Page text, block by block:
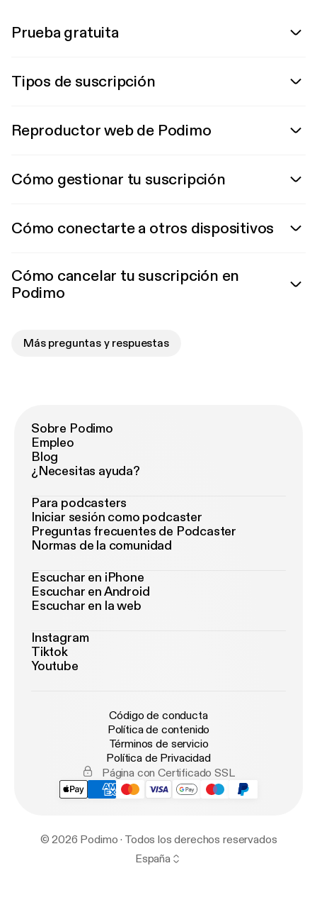
Prueba gratuita
Tipos de suscripción
Reproductor web de Podimo
Cómo gestionar tu suscripción
Cómo conectarte a otros dispositivos
Cómo cancelar tu suscripción en
Podimo
Más preguntas y respuestas
Sobre Podimo
Empleo
Blog
¿Necesitas ayuda?
Para podcasters
Iniciar sesión como podcaster
Preguntas frecuentes de Podcaster
Normas de la comunidad
Escuchar en iPhone
Escuchar en Android
Escuchar en la web
Instagram
Tiktok
Youtube
Código de conducta
Política de contenido
Términos de servicio
Política de Privacidad
Página con Certificado SSL
© 2026 Podimo · Todos los derechos reservados
España